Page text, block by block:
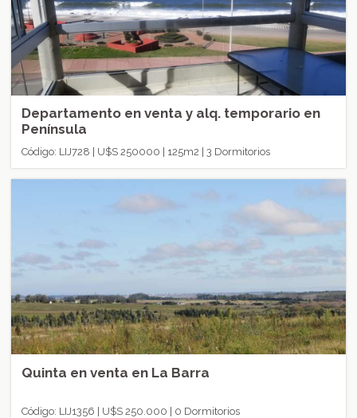
Departamento en venta y alq. temporario en
Península
Código: LIJ728 | U$S 250000 | 125m2 | 3 Dormitorios
Quinta en venta en La Barra
Código: LIJ1356 | U$S 250.000 | 0 Dormitorios